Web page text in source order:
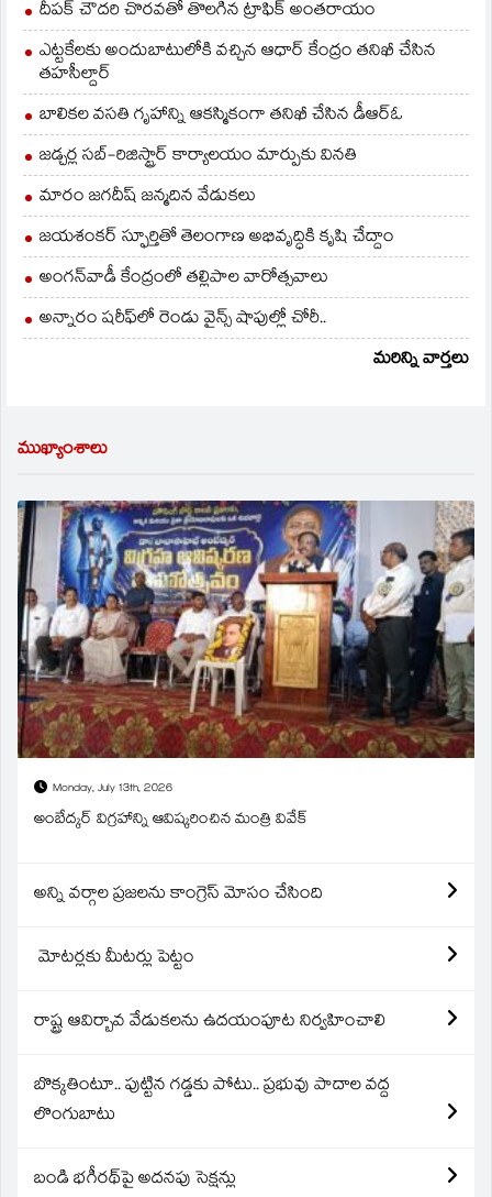
దీపక్ చౌదరి చొరవతో తొలగిన ట్రాఫిక్‌ అంతరాయం
ఎట్టకేలకు అందుబాటులోకి వచ్చిన ఆధార్ కేంద్రం తనిఖీ చేసిన
తహసీల్దార్
బాలికల వసతి గృహాన్ని ఆకస్మికంగా తనిఖీ చేసిన డీఆర్ఓ
జడ్చర్ల సబ్-రిజిస్ట్రార్ కార్యాలయం మార్పుకు వినతి
మారం జగదీష్ జన్మదిన వేడుకలు
జయశంకర్ స్ఫూర్తితో తెలంగాణ అభివృద్ధికి కృషి చేద్దాం
అంగన్‌వాడీ కేంద్రంలో తల్లిపాల వారోత్సవాలు
అన్నారం షరీఫ్‌లో రెండు వైన్స్ షాపుల్లో చోరీ..
మరిన్ని వార్తలు
ముఖ్యాంశాలు
Monday, July 13th, 2026
అంబేద్కర్ విగ్రహాన్ని ఆవిష్కరించిన మంత్రి వివేక్
అన్ని వర్గాల ప్రజలను కాంగ్రెస్ మోసం చేసింది
మోటర్లకు మీటర్లు పెట్టం
రాష్ట్ర ఆవిర్బావ వేడుకలను ఉదయంపూట నిర్వహించాలి
బొక్కతింటూ.. పుట్టిన గడ్డకు పోటు.. ప్రభువు పాదాల వద్ద
లొంగుబాటు
బండి భగీరథ్‌పై అదనపు సెక్షన్లు